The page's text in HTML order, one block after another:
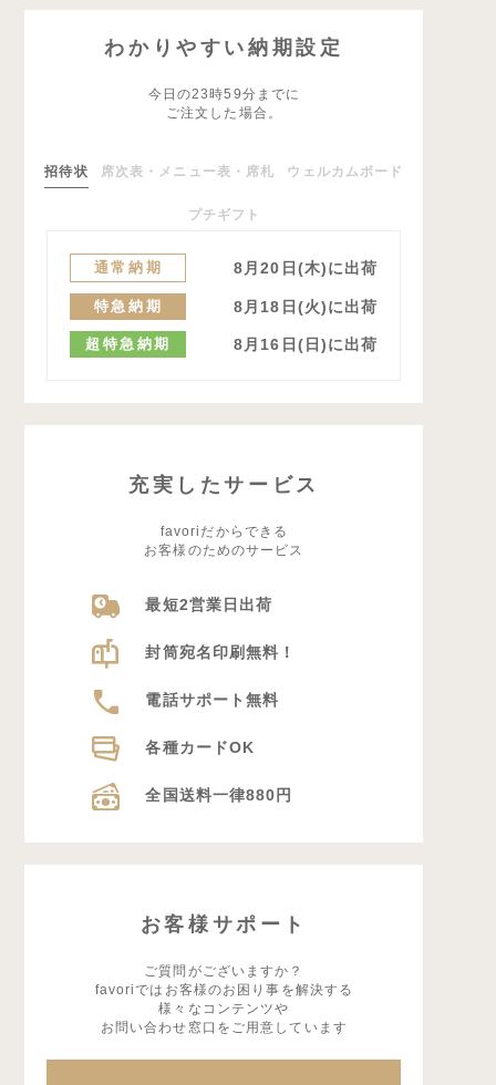
わかりやすい納期設定
今日の23時59分までに
ご注文した場合。
招待状 席次表・メニュー表・席札 ウェルカムボード
プチギフト
通常納期 8月20日(木)に出荷
特急納期 8月18日(火)に出荷
超特急納期 8月16日(日)に出荷
充実したサービス
favoriだからできる
お客様のためのサービス
最短2営業日出荷
封筒宛名印刷無料！
電話サポート無料
各種カードOK
全国送料一律880円
お客様サポート
ご質問がございますか？
favoriではお客様のお困り事を解決する
様々なコンテンツや
お問い合わせ窓口をご用意しています